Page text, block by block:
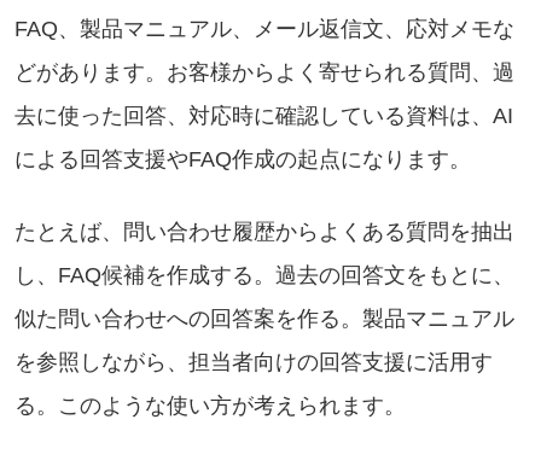
FAQ、製品マニュアル、メール返信文、応対メモな
どがあります。お客様からよく寄せられる質問、過
去に使った回答、対応時に確認している資料は、AI
による回答支援やFAQ作成の起点になります。
たとえば、問い合わせ履歴からよくある質問を抽出
し、FAQ候補を作成する。過去の回答文をもとに、
似た問い合わせへの回答案を作る。製品マニュアル
を参照しながら、担当者向けの回答支援に活用す
る。このような使い方が考えられます。